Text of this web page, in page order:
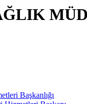
Başkanlığı